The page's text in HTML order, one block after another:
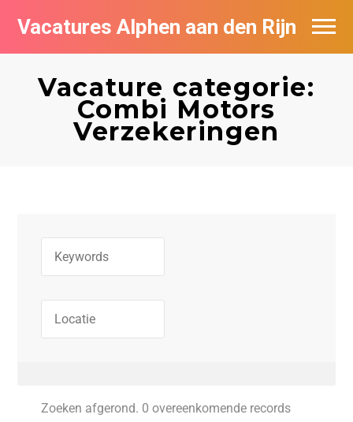
Vacatures Alphen aan den Rijn
Vacature categorie:
Combi Motors
Verzekeringen
Zoeken afgerond. 0 overeenkomende records
Vacatures per bedrijf in Alphen aan den
Rijn
De populairste vacatures in Alphen aan